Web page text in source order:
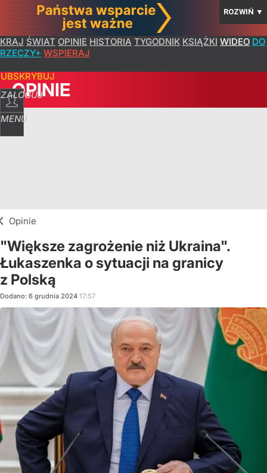
ROZWIŃ ▼
KRAJ ŚWIAT OPINIE HISTORIA TYGODNIK KSIĄŻKI WIDEO DO
RZECZY+ WSPIERAJ
ZALOGUJ
MENU
OPINIE
Opinie
"Większe zagrożenie niż Ukraina".
Łukaszenka o sytuacji na granicy
z Polską
Dodano: 6 grudnia 2024 17:57